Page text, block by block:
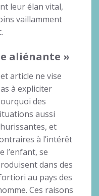
leur élan vital,
vaillamment
aliénante »
article ne vise
à expliciter
des
aussi
et
à l’intérêt
l’enfant, se
dans des
au pays des
Ces raisons